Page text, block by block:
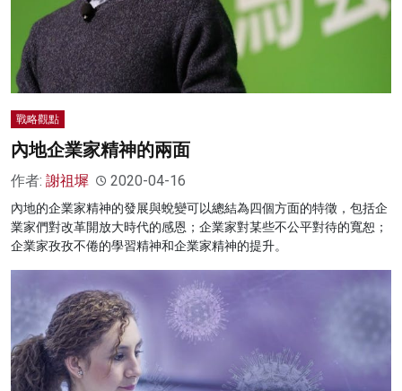
戰略觀點
內地企業家精神的兩面
作者: 謝祖墀 2020-04-16
內地的企業家精神的發展與蛻變可以總結為四個方面的特徵，包括企
業家們對改革開放大時代的感恩；企業家對某些不公平對待的寬恕；
企業家孜孜不倦的學習精神和企業家精神的提升。